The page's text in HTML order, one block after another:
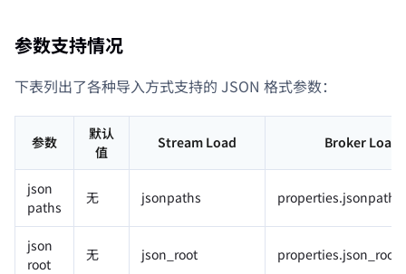
参数支持情况
下表列出了各种导入方式支持的 JSON 格式参数：
参数
默认
值
Stream Load Broker Load
json
paths
无 jsonpaths properties.jsonpaths
json
root
无 json_root properties.json_root